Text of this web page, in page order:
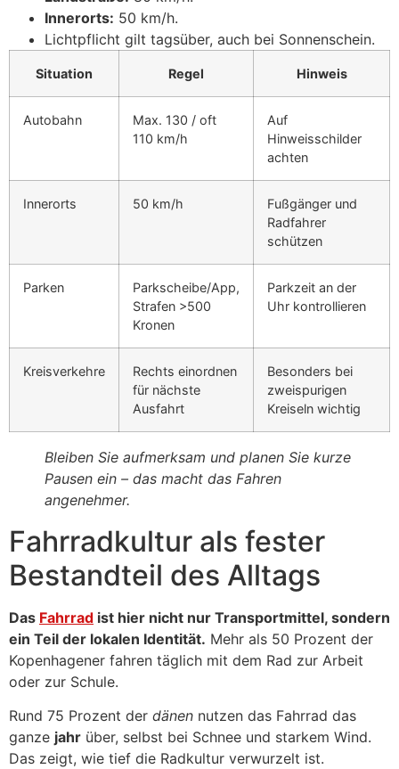
Innerorts: 50 km/h.
Lichtpflicht gilt tagsüber, auch bei Sonnenschein.
Situation Regel Hinweis
Autobahn
Max. 130 / oft
110 km/h
Auf
Hinweisschilder
achten
Innerorts 50 km/h
Fußgänger und
Radfahrer
schützen
Parken
Parkscheibe/App,
Strafen >500
Kronen
Parkzeit an der
Uhr kontrollieren
Kreisverkehre
Rechts einordnen
für nächste
Ausfahrt
Besonders bei
zweispurigen
Kreiseln wichtig
Bleiben Sie aufmerksam und planen Sie kurze
Pausen ein – das macht das Fahren
angenehmer.
Fahrradkultur als fester
Bestandteil des Alltags
Das Fahrrad ist hier nicht nur Transportmittel, sondern
ein Teil der lokalen Identität. Mehr als 50 Prozent der
Kopenhagener fahren täglich mit dem Rad zur Arbeit
oder zur Schule.
Rund 75 Prozent der dänen nutzen das Fahrrad das
ganze jahr über, selbst bei Schnee und starkem Wind.
Das zeigt, wie tief die Radkultur verwurzelt ist.